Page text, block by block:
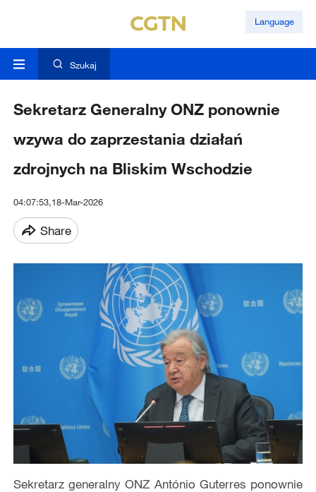
Language
Szukaj
Sekretarz Generalny ONZ ponownie
wzywa do zaprzestania działań
zdrojnych na Bliskim Wschodzie
04:07:53,18-Mar-2026
Share
Sekretarz generalny ONZ António Guterres ponownie